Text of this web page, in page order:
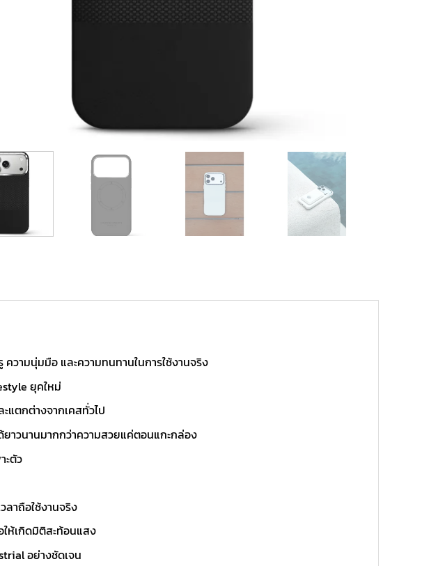
ามนุ่มมือ และความทนทานในการใช้งานจริง
ยุคใหม่
แตกต่างจากเคสทั่วไป
าวนานมากกว่าความสวยแค่ตอนแกะกล่อง
ะตัว
าถือใช้งานจริง
ห้เกิดมิติสะท้อนแสง
อย่างชัดเจน